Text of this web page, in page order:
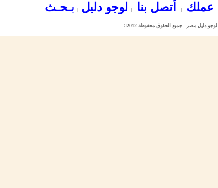
| أتصل بنا | لوجو دليل | بـحـث
©2012 لوجو دليل مصر - جميع الحقوق محفوظة